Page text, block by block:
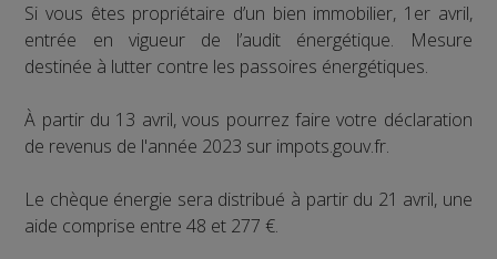
Si vous êtes propriétaire d’un bien immobilier, 1er avril,
entrée en vigueur de l’audit énergétique. Mesure
destinée à lutter contre les passoires énergétiques.
À partir du 13 avril, vous pourrez faire votre déclaration
de revenus de l'année 2023 sur impots.gouv.fr.
Le chèque énergie sera distribué à partir du 21 avril, une
aide comprise entre 48 et 277 €.